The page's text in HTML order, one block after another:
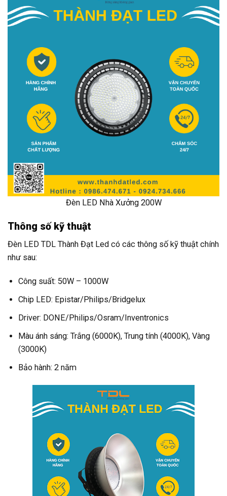
Đèn LED Nhà Xưởng 200W
Thông số kỹ thuật
Đèn LED TDL Thành Đạt Led có các thông số kỹ thuật chính
như sau:
Công suất: 50W – 1000W
Chip LED: Epistar/Philips/Bridgelux
Driver: DONE/Philips/Osram/Inventronics
Màu ánh sáng: Trắng (6000K), Trung tính (4000K), Vàng
(3000K)
Bảo hành: 2 năm